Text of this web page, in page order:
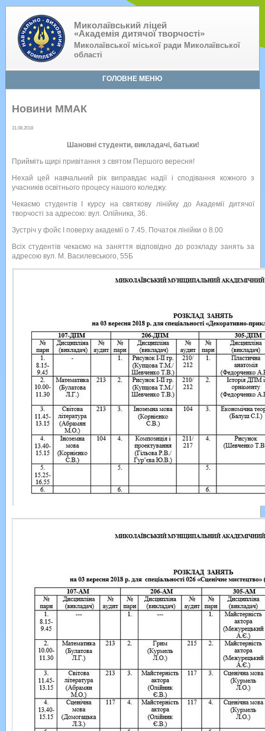
Миколаївський ліцей
«Академія дитячої творчості»
Миколаївської міської ради Миколаївської
області
ГОЛОВНЕ МЕНЮ
Новини ММАК
31.08.2018
Шановні студенти, викладачі, батьки!
Прийміть щирі привітання з святом Першого вересня!
Нехай цей навчальний рік виправдає надії і сподівання кожного з
учасників освітнього процесу нашого коледжу.
Чекаємо студентів І курсу на святкову лінійку до Академії дитячої
творчості за адресою: вул. Олійника, 36.
Зустріч у фойє І поверху академії о 7.45. Початок лінійки о 8.00
Всіх студентів чекаємо на заняття відповідно до розкладу занять за
адресою вул. М. Василевського, 55Б